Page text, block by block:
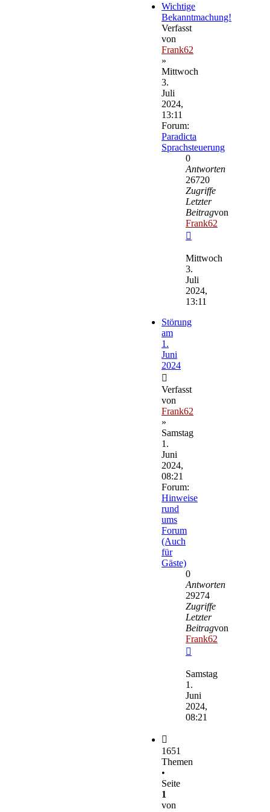
Wichtige
Bekanntmachung!
Verfasst
von
Frank62
»
Mittwoch
3.
Juli
2024,
13:11
Forum:
Paradicta
Sprachsteuerung
0
Antworten
26720
Zugriffe
Letzter
Beitragvon
Frank62
Beitrag
Mittwoch
3.
Juli
2024,
13:11
Störung
am
1.
Juni
2024
Verfasst
von
Frank62
»
Samstag
1.
Juni
2024,
08:21
Forum:
Hinweise
rund
ums
Forum
(Auch
für
Gäste)
0
Antworten
29274
Zugriffe
Letzter
Beitragvon
Frank62
Beitrag
Samstag
1.
Juni
2024,
08:21
1651
Themen
•
Seite
1
von